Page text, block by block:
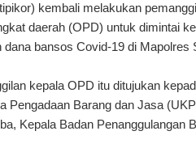
kembali melakukan
daerah (OPD) untuk dimintai
dana bansos Covid-19 di Mapolres
kepala OPD itu ditujukan
Pengadaan Barang dan Jasa
Kepala Badan Penanggulangan